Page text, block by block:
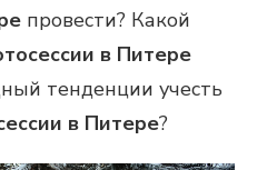
провести? Какой
в Питере
тенденции учесть
в Питере?